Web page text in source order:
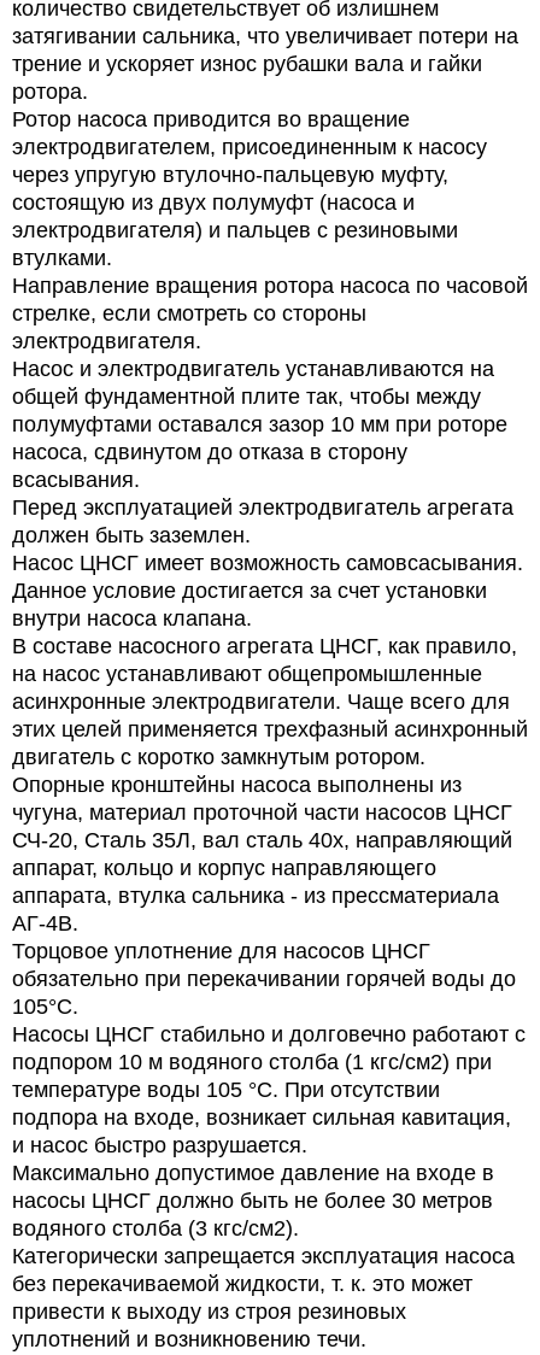
количество свидетельствует об излишнем
затягивании сальника, что увеличивает потери на
трение и ускоряет износ рубашки вала и гайки
ротора.
Ротор насоса приводится во вращение
электродвигателем, присоединенным к насосу
через упругую втулочно-пальцевую муфту,
состоящую из двух полумуфт (насоса и
электродвигателя) и пальцев с резиновыми
втулками.
Направление вращения ротора насоса по часовой
стрелке, если смотреть со стороны
электродвигателя.
Насос и электродвигатель устанавливаются на
общей фундаментной плите так, чтобы между
полумуфтами оставался зазор 10 мм при роторе
насоса, сдвинутом до отказа в сторону
всасывания.
Перед эксплуатацией электродвигатель агрегата
должен быть заземлен.
Насос ЦНСГ имеет возможность самовсасывания.
Данное условие достигается за счет установки
внутри насоса клапана.
В составе насосного агрегата ЦНСГ, как правило,
на насос устанавливают общепромышленные
асинхронные электродвигатели. Чаще всего для
этих целей применяется трехфазный асинхронный
двигатель с коротко замкнутым ротором.
Опорные кронштейны насоса выполнены из
чугуна, материал проточной части насосов ЦНСГ
СЧ-20, Сталь 35Л, вал сталь 40х, направляющий
аппарат, кольцо и корпус направляющего
аппарата, втулка сальника - из прессматериала
АГ-4В.
Торцовое уплотнение для насосов ЦНСГ
обязательно при перекачивании горячей воды до
105°С.
Насосы ЦНСГ стабильно и долговечно работают с
подпором 10 м водяного столба (1 кгс/см2) при
температуре воды 105 °C. При отсутствии
подпора на входе, возникает сильная кавитация,
и насос быстро разрушается.
Максимально допустимое давление на входе в
насосы ЦНСГ должно быть не более 30 метров
водяного столба (3 кгс/см2).
Категорически запрещается эксплуатация насоса
без перекачиваемой жидкости, т. к. это может
привести к выходу из строя резиновых
уплотнений и возникновению течи.